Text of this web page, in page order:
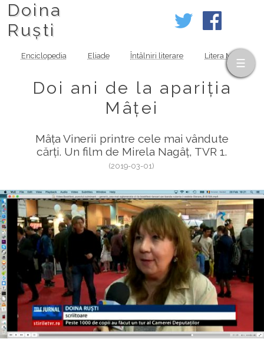
Doina
Ruști
Enciclopedia Eliade Întâlniri literare Litera MOV
Doi ani de la apariția
Mâței
Mâța Vinerii printre cele mai vândute
cărți. Un film de Mirela Nagâț, TVR 1.
(2019-03-01)